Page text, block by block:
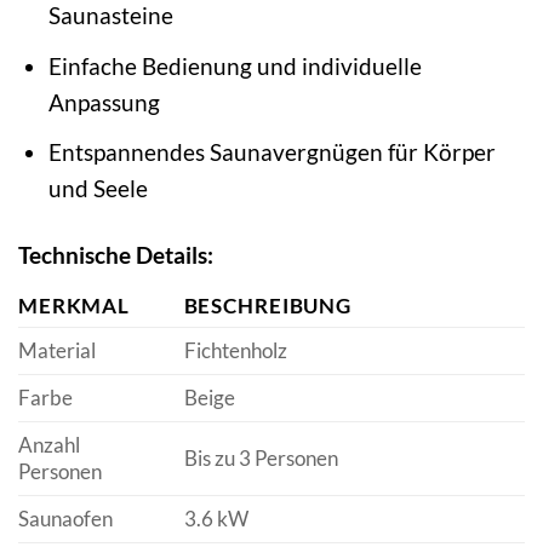
Saunasteine
Einfache Bedienung und individuelle
Anpassung
Entspannendes Saunavergnügen für Körper
und Seele
Technische Details:
MERKMAL
BESCHREIBUNG
Material
Fichtenholz
Farbe
Beige
Anzahl
Personen
Bis zu 3 Personen
Saunaofen
3.6 kW